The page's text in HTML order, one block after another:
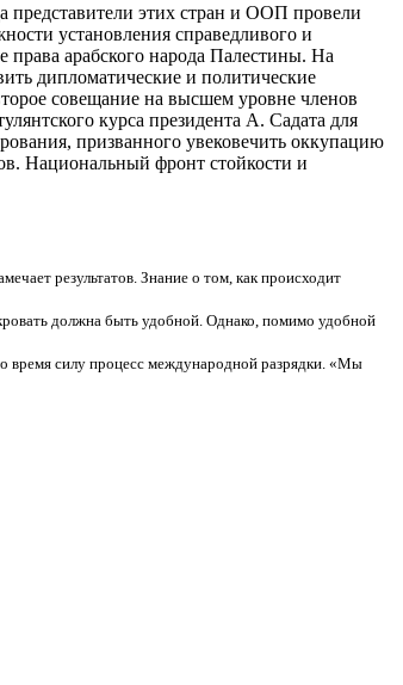
этих стран и ООП провели
установления справедливого и
арабского народа Палестины. На
дипломатические и политические
совещание на высшем уровне членов
курса президента А. Садата для
призванного увековечить оккупацию
Национальный фронт стойкости и
результатов. Знание о том, как происходит
должна быть удобной. Однако, помимо удобной
время силу процесс международной разрядки. «Мы